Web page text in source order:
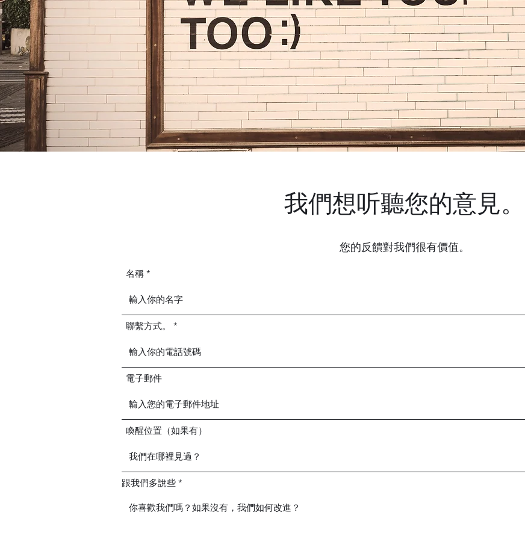
我們想听聽您的意見。
您的反饋對我們很有價值。
名稱
聯繫方式。
電子郵件
喚醒位置（如果有）
跟我們多說些